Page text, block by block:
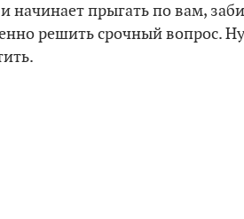
начинает прыгать по вам,
решить срочный вопрос.